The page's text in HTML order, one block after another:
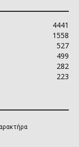
4441
1558
527
499
282
223